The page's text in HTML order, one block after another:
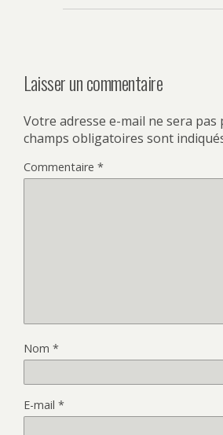
Laisser un commentaire
Votre adresse e-mail ne sera pas
champs obligatoires sont
Commentaire *
Nom *
E-mail *